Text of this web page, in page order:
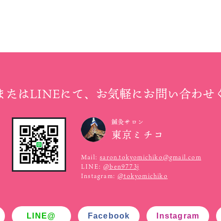
たはLINEにて、 お気軽にお問い合わせ
鍼灸サロン
東京ミチコ
Mail:saron.tokyomichiko@gmail.com
LINE: @ben9773j
Instagram: @tokyomichiko
LINE@ Facebook Instagram